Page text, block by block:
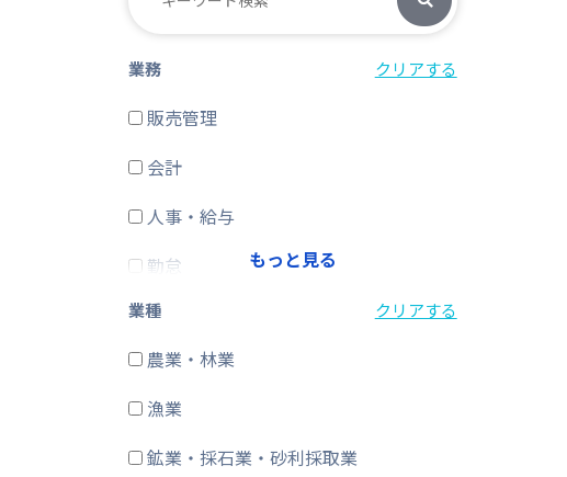
業務 クリアする
販売管理
会計
人事・給与
勤怠
経費精算
CRM・SFA
ERP
在庫購買
もっと見る
業種 クリアする
農業・林業
漁業
鉱業・採石業・砂利採取業